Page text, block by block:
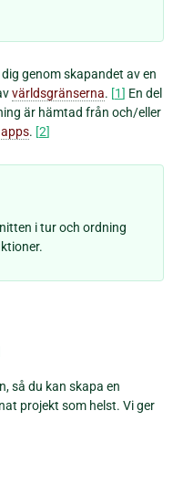
genom skapandet av en
världsgränserna. [1] En del
är hämtad från och/eller
. [2]
i tur och ordning
så du kan skapa en
projekt som helst. Vi ger